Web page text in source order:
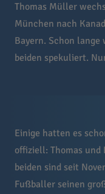
Thomas Müller
München nach
Bayern. Schon lange
beiden spekuliert.
Einige hatten es
offiziell: Thomas
beiden sind seit
Fußballer seinen